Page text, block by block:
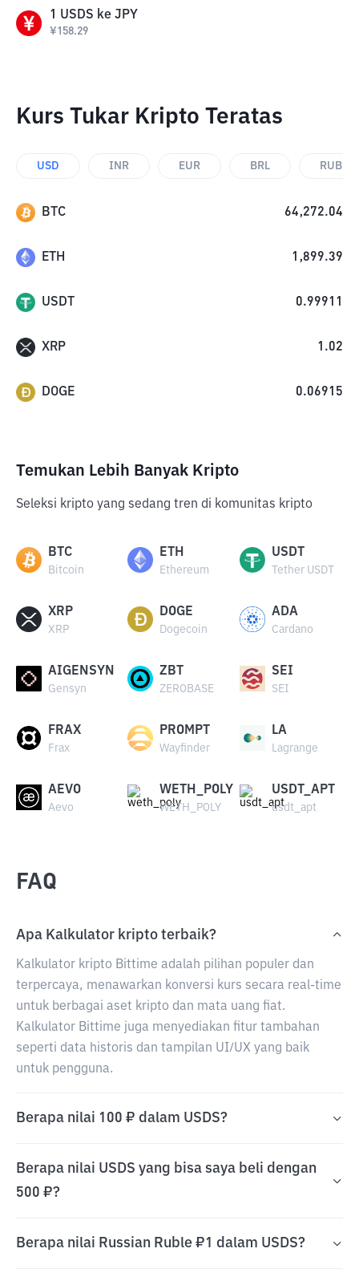
1 USDS ke JPY
¥158.29
Kurs Tukar Kripto Teratas
USD INR EUR BRL RUB
BTC 64,272.04
ETH 1,899.39
USDT 0.99911
XRP 1.02
DOGE 0.06915
Temukan Lebih Banyak Kripto
Seleksi kripto yang sedang tren di komunitas kripto
BTC
Bitcoin
ETH
Ethereum
USDT
Tether USDT
XRP
XRP
DOGE
Dogecoin
ADA
Cardano
AIGENSYN
Gensyn
ZBT
ZEROBASE
SEI
SEI
FRAX
Frax
PROMPT
Wayfinder
LA
Lagrange
AEVO
Aevo
WETH_POLY
WETH_POLY
USDT_APT
usdt_apt
FAQ
Apa Kalkulator kripto terbaik?
Kalkulator kripto Bittime adalah pilihan populer dan
terpercaya, menawarkan konversi kurs secara real-time
untuk berbagai aset kripto dan mata uang fiat.
Kalkulator Bittime juga menyediakan fitur tambahan
seperti data historis dan tampilan UI/UX yang baik
untuk pengguna.
Berapa nilai 100 ₽ dalam USDS?
Berapa nilai USDS yang bisa saya beli dengan
500 ₽?
Berapa nilai Russian Ruble ₽1 dalam USDS?